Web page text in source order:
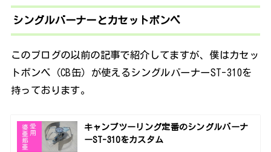
シングルバーナーとカセットボンベ
このブログの以前の記事で紹介してますが、僕はカセッ
トボンベ（CB缶）が使えるシングルバーナーST-310を
持っております。
キャンプツーリング定番のシングルバーナ
ーST-310をカスタム